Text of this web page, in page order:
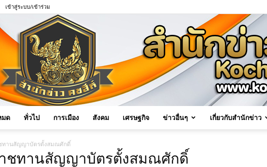
เข้าสู่ระบบ/เข้าร่วม
มด ทั่วไป การเมือง สังคม เศรษฐกิจ ข่าวอื่นๆ เกี่ยวกับสำนักข่าว
ทานสัญญาบัตรตั้งสมณศักดิ์
าชทานสัญญาบัตรตั้งสมณศักดิ์